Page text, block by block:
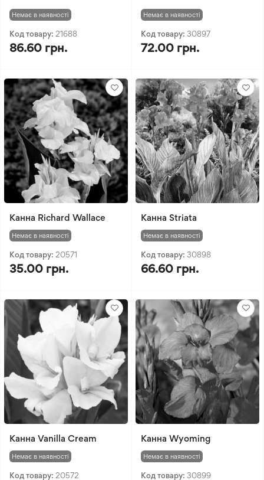
Немає в наявності
Код товару: 21688
86.60 грн.
Немає в наявності
Код товару: 30897
72.00 грн.
Канна Richard Wallace
Немає в наявності
Код товару: 20571
35.00 грн.
Канна Striata
Немає в наявності
Код товару: 30898
66.60 грн.
Канна Vanilla Cream
Немає в наявності
Код товару: 20572
Канна Wyoming
Немає в наявності
Код товару: 30899